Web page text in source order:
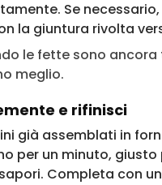
Se
la giuntura rivolta
le fette sono
meglio.
e rifinisci
già assemblati in
per un minuto,
Completa con